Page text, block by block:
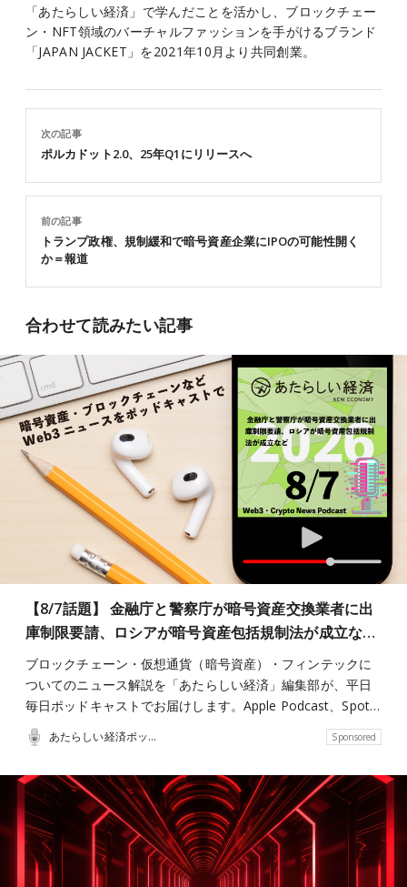
「あたらしい経済」で学んだことを活かし、ブロックチェー
ン・NFT領域のバーチャルファッションを手がけるブランド
「JAPAN JACKET」を2021年10月より共同創業。
前の記事
トランプ政権、規制緩和で暗号資産企業にIPOの可能性開く
か＝報道
次の記事
ポルカドット2.0、25年Q1にリリースへ
合わせて読みたい記事
【8/7話題】 金融庁と警察庁が暗号資産交換業者に出
庫制限要請、ロシアが暗号資産包括規制法が成立な…
ブロックチェーン・仮想通貨（暗号資産）・フィンテックに
ついてのニュース解説を「あたらしい経済」編集部が、平日
毎日ポッドキャストでお届けします。Apple Podcast、Spot…
あたらしい経済ポッドキャスト Sponsored